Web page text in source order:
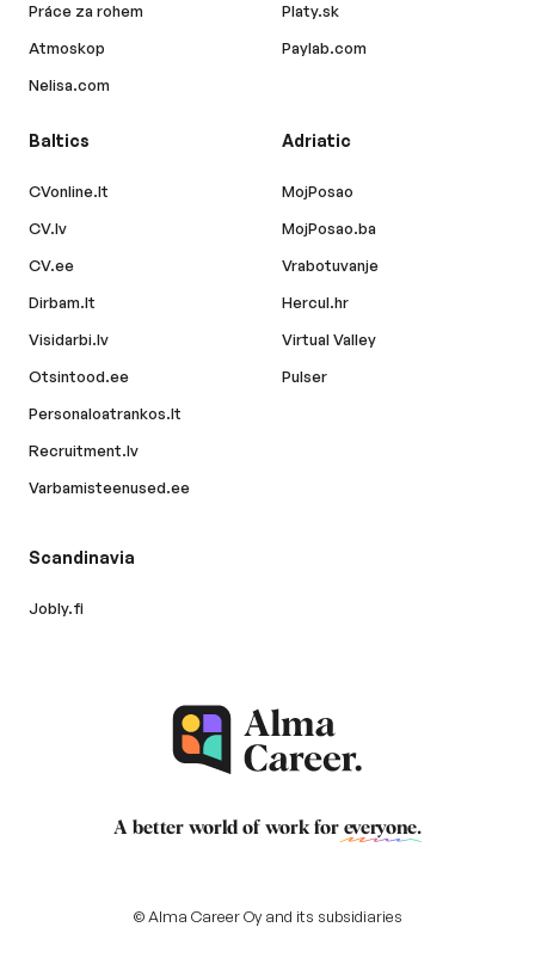
Práce za rohem
Atmoskop
Nelisa.com
Platy.sk
Paylab.com
Baltics
CVonline.lt
CV.lv
CV.ee
Dirbam.lt
Visidarbi.lv
Otsintood.ee
Personaloatrankos.lt
Recruitment.lv
Varbamisteenused.ee
Adriatic
MojPosao
MojPosao.ba
Vrabotuvanje
Hercul.hr
Virtual Valley
Pulser
Scandinavia
Jobly.fi
A better world of work for everyone.
© Alma Career Oy and its subsidiaries